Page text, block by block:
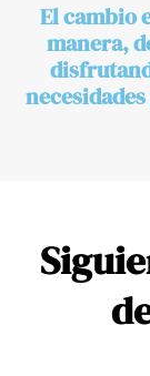
El cambio
manera,